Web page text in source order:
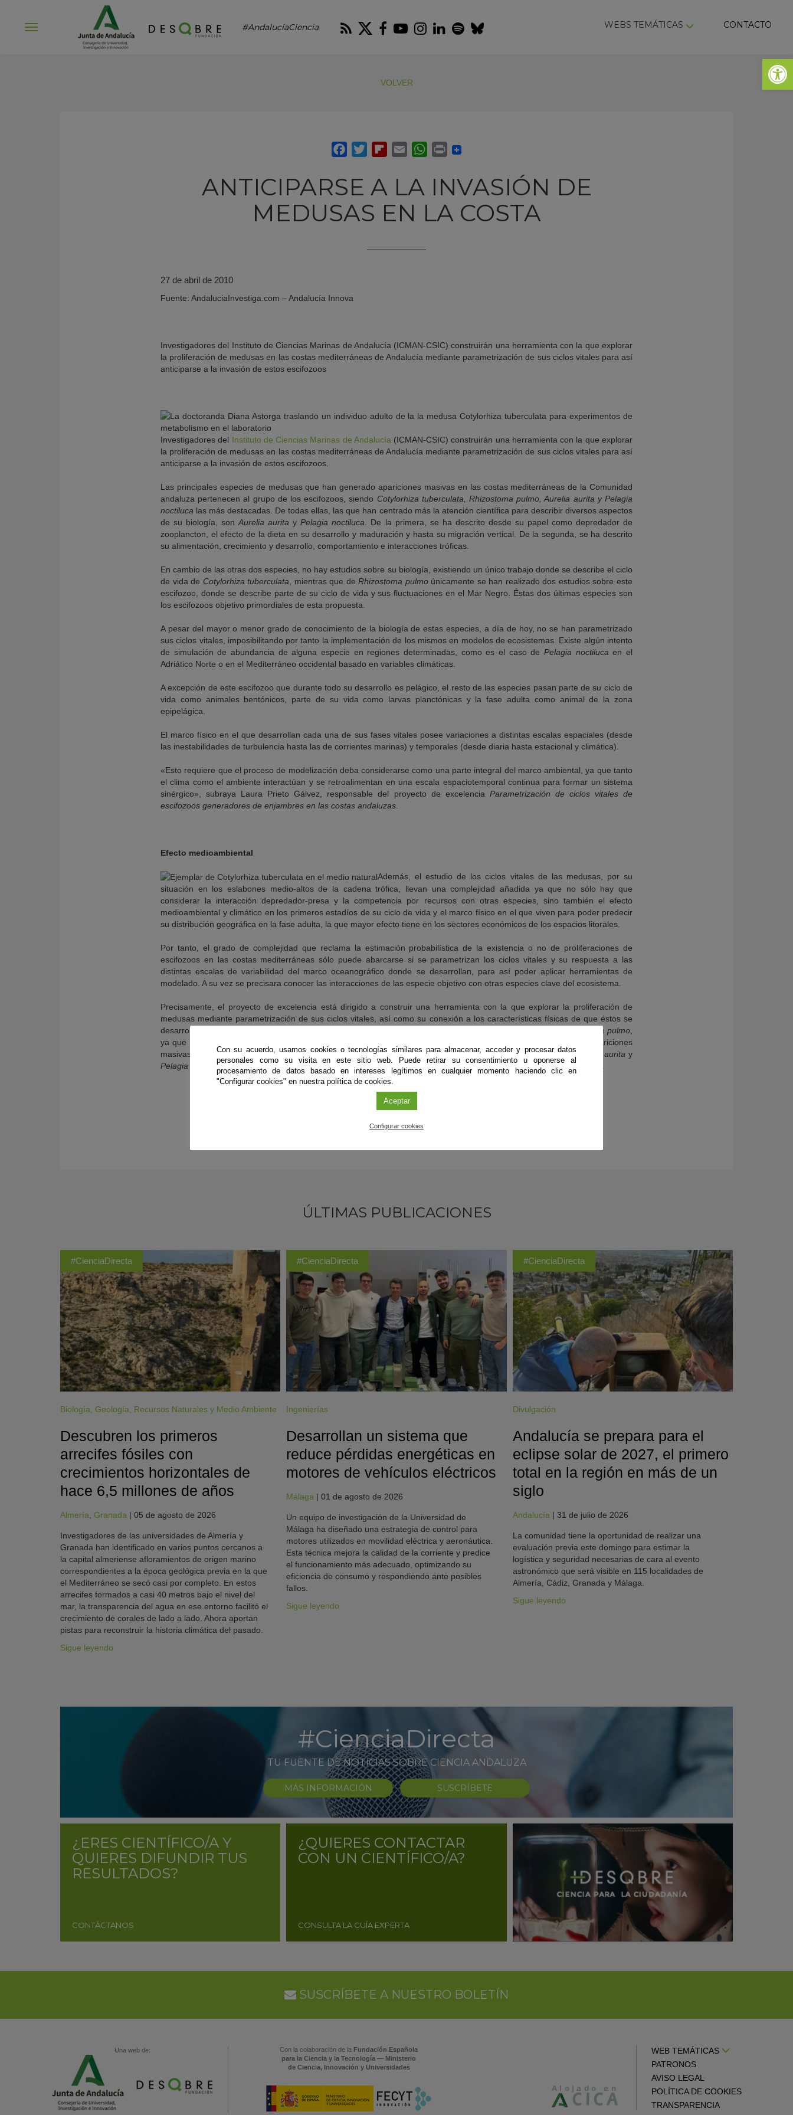
Abrir
#AndalucíaCiencia RSS Twitter
Facebook
Youtube
Instagram
LinkedIn
Spotify
Bluesky WEBS TEMÁTICAS CONTACTO
VOLVER
ANTICIPARSE A LA INVASIÓN DE
MEDUSAS EN LA COSTA
27 de abril de 2010
Fuente: AndaluciaInvestiga.com – Andalucía Innova
Investigadores del Instituto de Ciencias Marinas de Andalucía (ICMAN-CSIC) construirán una herramienta con la que explorar
la proliferación de medusas en las costas mediterráneas de Andalucía mediante parametrización de sus ciclos vitales para así
anticiparse a la invasión de estos escifozoos
Investigadores del Instituto de Ciencias Marinas de Andalucía (ICMAN-CSIC) construirán una herramienta con la que explorar
la proliferación de medusas en las costas mediterráneas de Andalucía mediante parametrización de sus ciclos vitales para así
anticiparse a la invasión de estos escifozoos.
Las principales especies de medusas que han generado apariciones masivas en las costas mediterráneas de la Comunidad
andaluza pertenecen al grupo de los escifozoos, siendo Cotylorhiza tuberculata, Rhizostoma pulmo, Aurelia aurita y Pelagia
noctiluca las más destacadas. De todas ellas, las que han centrado más la atención científica para describir diversos aspectos
de su biología, sonAurelia aurita yPelagia noctiluca . De la primera, se ha descrito desde su papel como depredador de
zooplancton, el efecto de la dieta en su desarrollo y maduración y hasta su migración vertical. De la segunda, se ha descrito
su alimentación, crecimiento y desarrollo, comportamiento e interacciones tróficas.
En cambio de las otras dos especies, no hay estudios sobre su biología, existiendo un único trabajo donde se describe el ciclo
de vida de Cotylorhiza tuberculata , mientras que deRhizostoma pulmoúnicamente se han realizado dos estudios sobre este
escifozoo, donde se describe parte de su ciclo de vida y sus fluctuaciones en el Mar Negro. Éstas dos últimas especies son
los escifozoos objetivo primordiales de esta propuesta.
A pesar del mayor o menor grado de conocimiento de la biología de estas especies, a día de hoy, no se han parametrizado
sus ciclos vitales, imposibilitando por tanto la implementación de los mismos en modelos de ecosistemas. Existe algún intento
de simulación de abundancia de alguna especie en regiones determinadas, como es el caso de Pelagia noctiluca en el
Adriático Norte o en el Mediterráneo occidental basado en variables climáticas.
A excepción de este escifozoo que durante todo su desarrollo es pelágico, el resto de las especies pasan parte de su ciclo de
vida como animales bentónicos, parte de su vida como larvas planctónicas y la fase adulta como animal de la zona
epipelágica.
El marco físico en el que desarrollan cada una de sus fases vitales posee variaciones a distintas escalas espaciales (desde
las inestabilidades de turbulencia hasta las de corrientes marinas) y temporales (desde diaria hasta estacional y climática).
«Esto requiere que el proceso de modelización deba considerarse como una parte integral del marco ambiental, ya que tanto
el clima como el ambiente interactúan y se retroalimentan en una escala espaciotemporal continua para formar un sistema
sinérgico», subraya Laura Prieto Gálvez, responsable del proyecto de excelencia Parametrización de ciclos vitales de
escifozoos generadores de enjambres en las costas andaluzas
Efecto medioambiental
Además, el estudio de los ciclos vitales de las medusas, por su
situación en los eslabones medio-altos de la cadena trófica, llevan una complejidad añadida ya que no sólo hay que
considerar la interacción depredador-presa y la competencia por recursos con otras especies, sino también el efecto
medioambiental y climático en los primeros estadíos de su ciclo de vida y el marco físico en el que viven para poder predecir
su distribución geográfica en la fase adulta, la que mayor efecto tiene en los sectores económicos de los espacios litorales.
Por tanto, el grado de complejidad que reclama la estimación probabilística de la existencia o no de proliferaciones de
escifozoos en las costas mediterráneas sólo puede abarcarse si se parametrizan los ciclos vitales y su respuesta a las
distintas escalas de variabilidad del marco oceanográfico donde se desarrollan, para así poder aplicar herramientas de
modelado. A su vez se precisara conocer las interacciones de las especie objetivo con otras especies clave del ecosistema.
Precisamente, el proyecto de excelencia está dirigido a construir una herramienta con la que explorar la proliferación de
medusas mediante parametrización de sus ciclos vitales, así como su conexión a los características físicas de que éstos se
desarrollan. «El mayor esfuerzo experimental se va a realizar con las especies
Rhizostoma pulmo,
ya que son las más desconocidas biológicamente y al mismo tiempo las que suelen generar mayor número de apariciones
masivas, pero en la medida de lo posible se pretende explorar la posibilidad de parametrizar a las especiesAurelia aurita y
Pelagia noctilucade forma experimental además de transformando adecuadamente datos de la bibliografía», subraya.
ÚLTIMAS PUBLICACIONES
#CienciaDirecta
Biología, Geología, Recursos Naturales y Medio Ambiente
Descubren los primeros
arrecifes fósiles con
crecimientos horizontales de
hace 6,5 millones de años
Almería, Granada | 05 de agosto de 2026
Investigadores de las universidades de Almería y
Granada han identificado en varios puntos cercanos a
la capital almeriense afloramientos de origen marino
correspondientes a la época geológica previa en la que
el Mediterráneo se secó casi por completo. En estos
arrecifes formados a casi 40 metros bajo el nivel del
mar, la transparencia del agua en ese entorno facilitó el
crecimiento de corales de lado a lado. Ahora aportan
pistas para reconstruir la historia climática del pasado.
Sigue leyendo
#CienciaDirecta
Ingenierías
Desarrollan un sistema que
reduce pérdidas energéticas en
motores de vehículos eléctricos
Málaga |01 de agosto de 2026
Un equipo de investigación de la Universidad de
Málaga ha diseñado una estrategia de control para
motores utilizados en movilidad eléctrica y aeronáutica.
Esta técnica mejora la calidad de la corriente y predice
el funcionamiento más adecuado, optimizando su
eficiencia de consumo y respondiendo ante posibles
fallos.
Sigue leyendo
#CienciaDirecta
Divulgación
Andalucía se prepara para el
eclipse solar de 2027, el primero
total en la región en más de un
siglo
Andalucía| 31 de julio de 2026
La comunidad tiene la oportunidad de realizar una
evaluación previa este domingo para estimar la
logística y seguridad necesarias de cara al evento
astronómico que será visible en 115 localidades de
Almería, Cádiz, Granada y Málaga.
Sigue leyendo
#CienciaDirecta
TU FUENTE DE NOTICIAS SOBRE CIENCIA ANDALUZA
MÁS INFORMACIÓN SUSCRÍBETE
¿ERES CIENTÍFICO/A Y
QUIERES DIFUNDIR TUS
RESULTADOS?
CONTÁCTANOS
¿QUIERES CONTACTAR
CON UN CIENTÍFICO/A?
CONSULTA LA GUÍA EXPERTA
SUSCRÍBETE A NUESTRO BOLETÍN
Una web de: Con la colaboración de la Fundación Española
para la Ciencia y la Tecnología — Ministerio
de Ciencia, Innovación y Universidades
WEB TEMÁTICAS
PATRONOS
AVISO LEGAL
POLÍTICA DE COOKIES
TRANSPARENCIA
Con su acuerdo, usamos cookies o tecnologías similares para almacenar, acceder y procesar datos
personales como su visita en este sitio web. Puede retirar su consentimiento u oponerse al
procesamiento de datos basado en intereses legítimos en cualquier momento haciendo clic en
"Configurar cookies" en nuestra política de cookies.
Aceptar
Configurar cookies